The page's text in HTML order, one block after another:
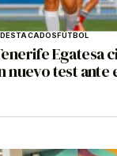
DESTACADOSFÚTBOL
Egatesa
nuevo test